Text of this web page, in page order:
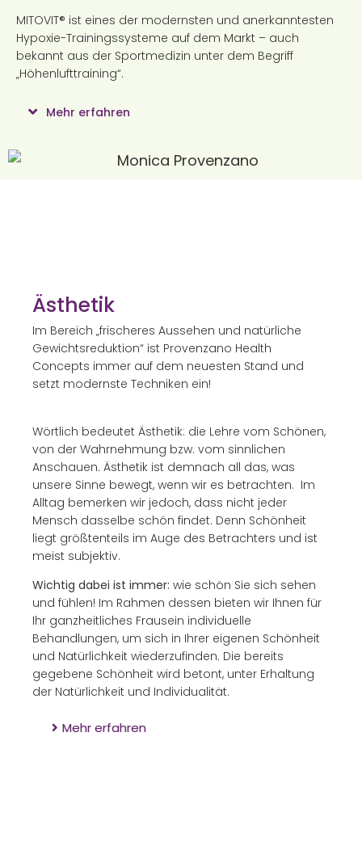
MITOVIT® ist eines der modernsten und anerkanntesten
Hypoxie-Trainingssysteme auf dem Markt – auch
bekannt aus der Sportmedizin unter dem Begriff
„Höhenlufttraining“.
Mehr erfahren
Ästhetik
Im Bereich „frischeres Aussehen und natürliche
Gewichtsreduktion“ ist Provenzano Health
Concepts immer auf dem neuesten Stand und
setzt modernste Techniken ein!
Wörtlich bedeutet Ästhetik: die Lehre vom Schönen,
von der Wahrnehmung bzw. vom sinnlichen
Anschauen. Ästhetik ist demnach all das, was
unsere Sinne bewegt, wenn wir es betrachten. Im
Alltag bemerken wir jedoch, dass nicht jeder
Mensch dasselbe schön findet. Denn Schönheit
liegt größtenteils im Auge des Betrachters und ist
meist subjektiv.
Wichtig dabei ist immer: wie schön Sie sich sehen
und fühlen! Im Rahmen dessen bieten wir Ihnen für
Ihr ganzheitliches Frausein individuelle
Behandlungen, um sich in Ihrer eigenen Schönheit
und Natürlichkeit wiederzufinden. Die bereits
gegebene Schönheit wird betont, unter Erhaltung
der Natürlichkeit und Individualität.
Mehr erfahren